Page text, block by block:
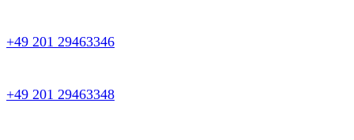
+49 201 29463346
+49 201 29463348